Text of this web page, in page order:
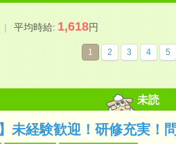
平均時給:1,618円
1 2 3 4 5
未読
未経験歓迎！研修充実！